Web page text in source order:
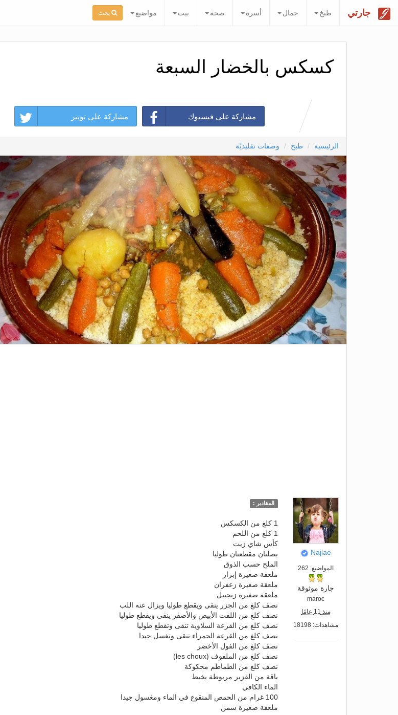
جارتي طبخ جمال أسرة صحة بيت مواضيع بحث
كسكس بالخضار السبعة
مشاركة على فيسبوك مشاركة على تويتر
الرئيسية طبخ وصفات تقليديّة
Najlae
المواضيع: 262
جارة موثوقة
maroc
منذ 11 عامًا
مشاهدات: 18198
المقادير :
1 كلغ من الكسكس
1 كلغ من اللحم
كأس شاي زيت
بصلتان مقطعتان طوليا
الملح حسب الذوق
ملعقة صغيرة إبزار
ملعقة صغيرة زعفران
ملعقة صغيرة زنجبيل
نصف كلغ من الجزر ينقى ويقطع طوليا ويزال عنه اللب
نصف كلغ من اللفت الأبيض والأصفر ينقى ويقطع طوليا
نصف كلغ من القرعة السلاوية تنقى وتقطع طوليا
نصف كلغ من القرعة الحمراء تنقى وتغسل جيدا
نصف كلغ من الفول الأخضر
نصف كلغ من الملفوف (les choux)
نصف كلغ من الطماطم محكوكة
باقة من القزبر مربوطة بخيط
الماء الكافي
100 غرام من الحمص المنقوع في الماء ومغسول جيدا
ملعقة صغيرة سمن